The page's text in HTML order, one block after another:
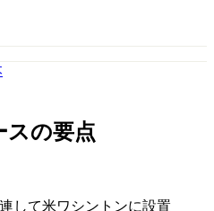
スの要点